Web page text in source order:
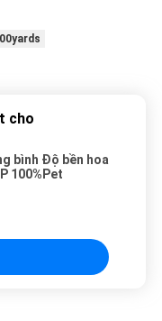
cho
bình Độ bền hoa
100%Pet